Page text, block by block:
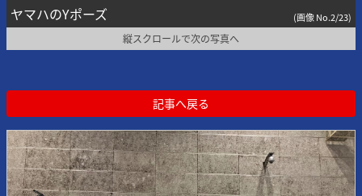
ヤマハのYポーズ (画像 No.2/23)
縦スクロールで次の写真へ
記事へ戻る